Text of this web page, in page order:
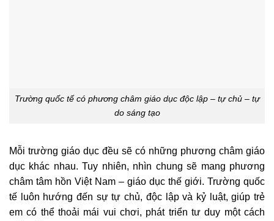
Trường quốc tế có phương châm giáo dục độc lập – tự chủ – tự
do sáng tạo
Mỗi trường giáo dục đều sẽ có những phương châm giáo
dục khác nhau. Tuy nhiên, nhìn chung sẽ mang phương
châm tâm hồn Việt Nam – giáo dục thế giới. Trường quốc
tế luôn hướng đến sự tự chủ, độc lập và kỷ luật, giúp trẻ
em có thể thoải mái vui chơi, phát triển tư duy một cách